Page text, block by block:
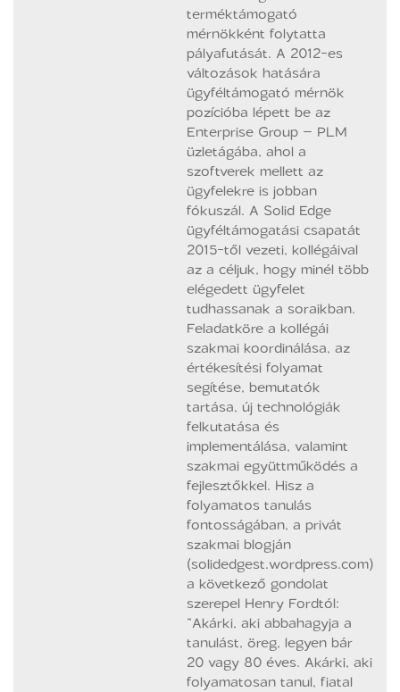
terméktámogató
mérnökként folytatta
pályafutását. A 2012-es
változások hatására
ügyféltámogató mérnök
pozícióba lépett be az
Enterprise Group – PLM
üzletágába, ahol a
szoftverek mellett az
ügyfelekre is jobban
fókuszál. A Solid Edge
ügyféltámogatási csapatát
2015-től vezeti, kollégáival
az a céljuk, hogy minél több
elégedett ügyfelet
tudhassanak a soraikban.
Feladatköre a kollégái
szakmai koordinálása, az
értékesítési folyamat
segítése, bemutatók
tartása, új technológiák
felkutatása és
implementálása, valamint
szakmai együttműködés a
fejlesztőkkel. Hisz a
folyamatos tanulás
fontosságában, a privát
szakmai blogján
(solidedgest.wordpress.com)
a következő gondolat
szerepel Henry Fordtól:
“Akárki, aki abbahagyja a
tanulást, öreg, legyen bár
20 vagy 80 éves. Akárki, aki
folyamatosan tanul, fiatal